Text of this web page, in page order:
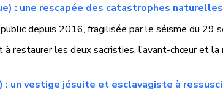
: une rescapée des catastrophes naturelles
depuis 2016, fragilisée par le séisme du 29
restaurer les deux sacristies, l’avant-chœur et
: un vestige jésuite et esclavagiste à